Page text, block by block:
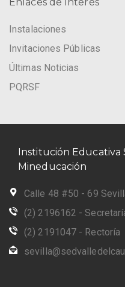
Instalaciones
Invitaciones Públicas
Últimas Noticias
PQRSF
Institución Educativa
Mineducación
Calle 48 #50 - 69
(2) 2196162 -
(2) 2191047 - Rectoría